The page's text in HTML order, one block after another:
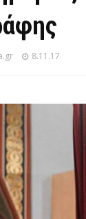
8.11.17